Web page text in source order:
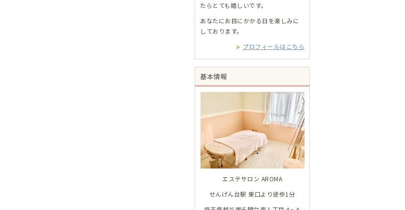
たらとても嬉しいです。
あなたにお目にかかる日を楽しみに
しております。
プロフィールはこちら
基本情報
エステサロン AROMA
せんげん台駅 東口より徒歩1分